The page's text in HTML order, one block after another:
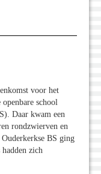
voor het
school
Daar kwam een
rondzwierven en
BS ging
zich